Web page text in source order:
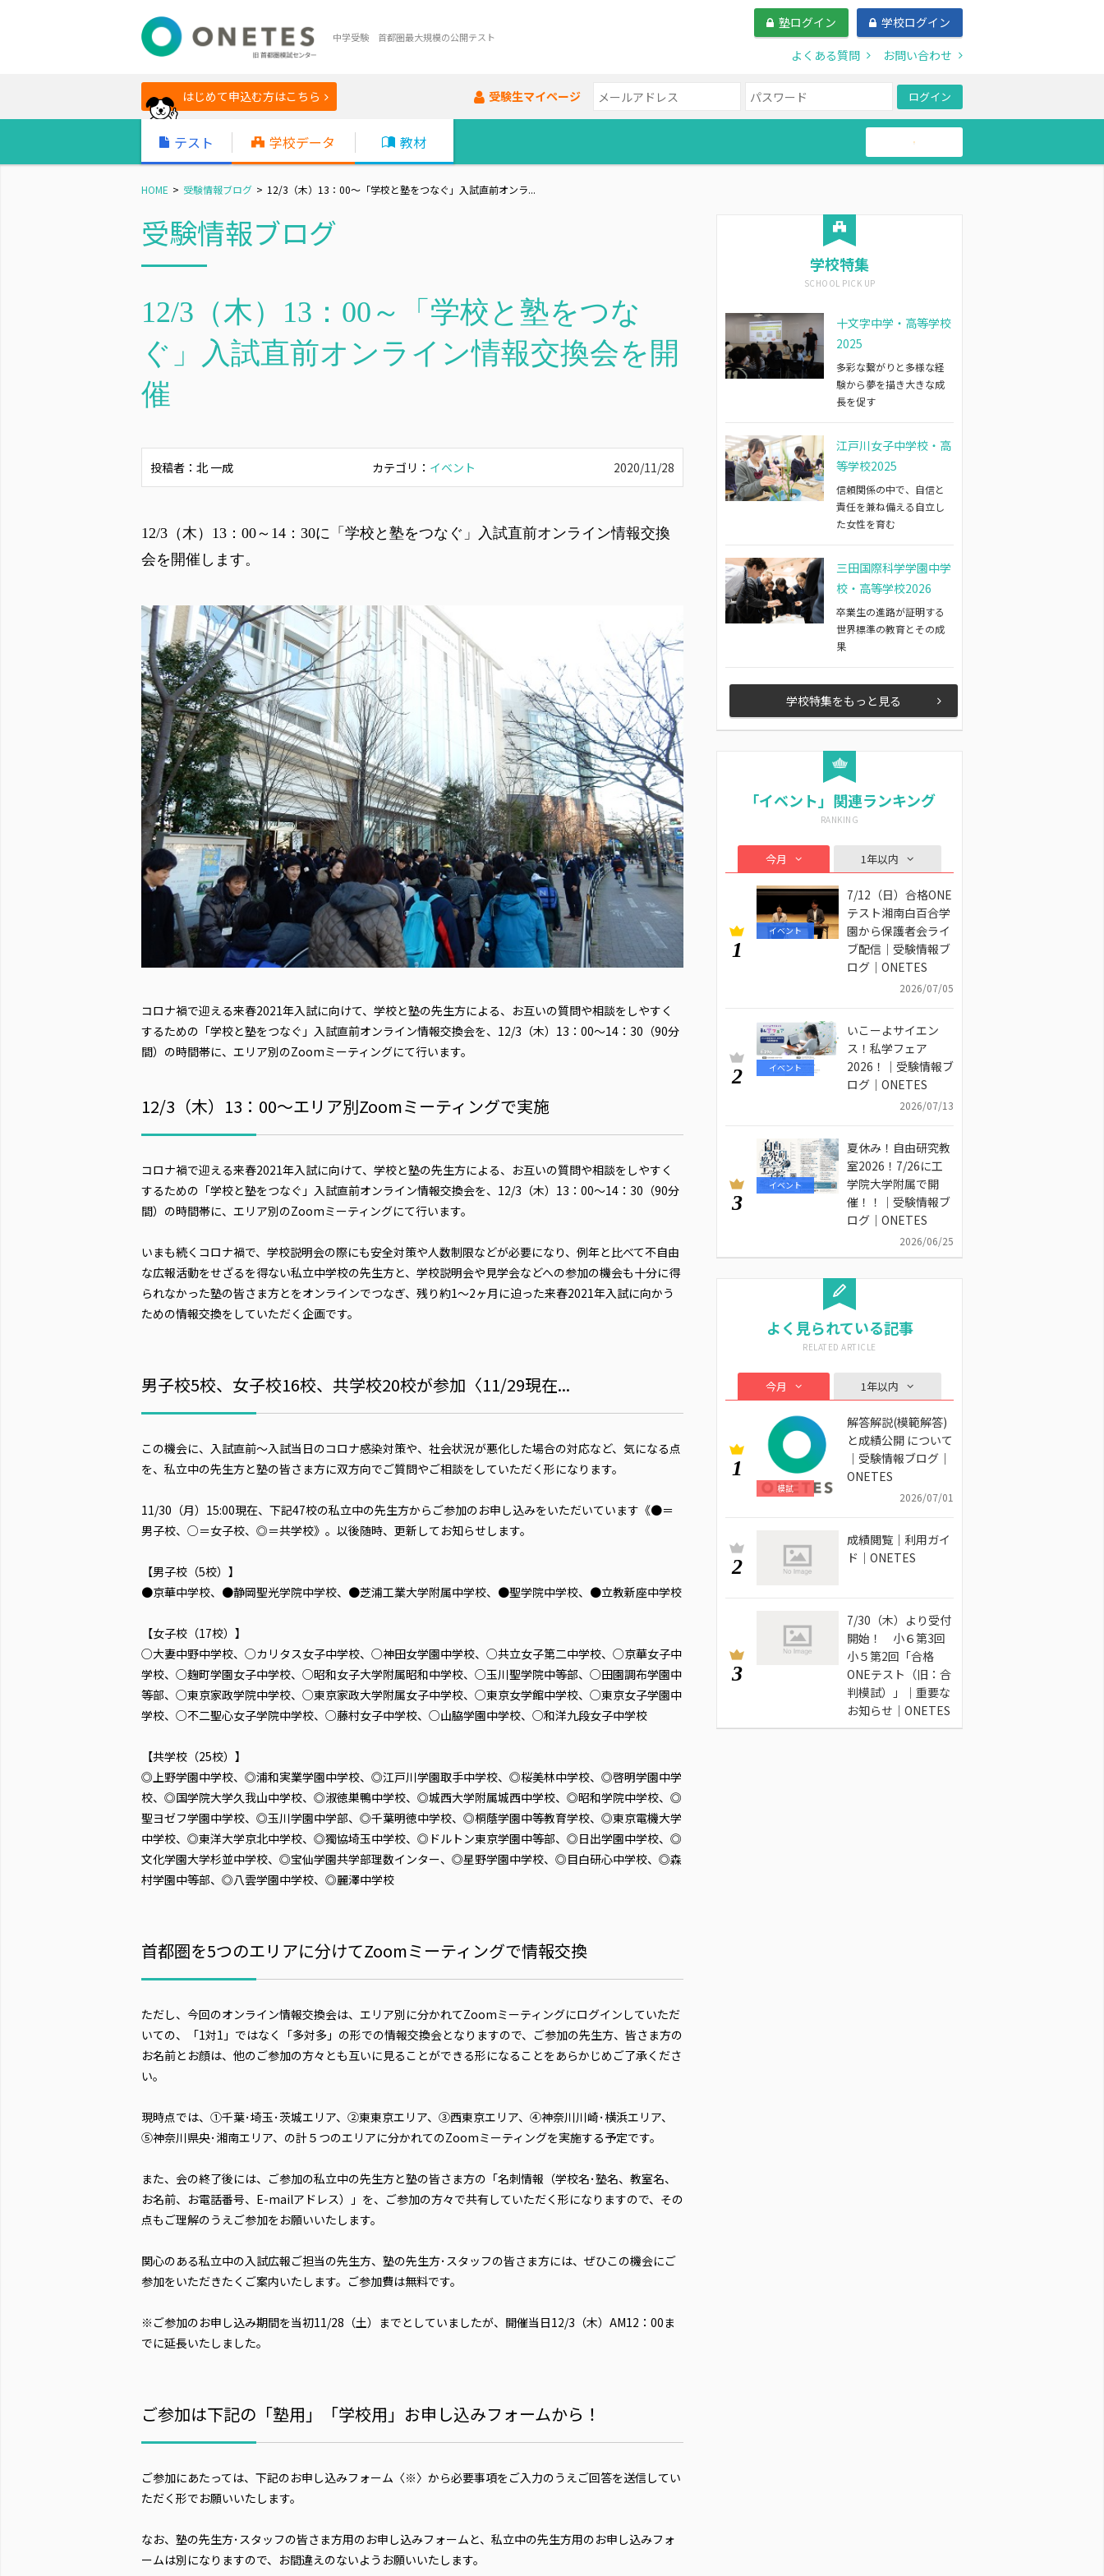
中学受験 首都圏最大規模の公開テスト
塾ログイン
学校ログイン
よくある質問
お問い合わせ
はじめて申込む方はこちら 受験生マイページ ログイン
テスト 学校データ 教材 帰国生
HOME 受験情報ブログ 12/3（木）13：00～「学校と塾をつなぐ」入試直前オンラ...
受験情報ブログ
12/3（木）13：00～「学校と塾をつな
ぐ」入試直前オンライン情報交換会を開
催
投稿者：北 一成 カテゴリ： イベント 2020/11/28
12/3（木）13：00～14：30に「学校と塾をつなぐ」入試直前オンライン情報交換
会を開催します。
コロナ禍で迎える来春2021年入試に向けて、学校と塾の先生方による、お互いの質問や相談をしやすく
するための「学校と塾をつなぐ」入試直前オンライン情報交換会を、12/3（木）13：00～14：30（90分
間）の時間帯に、エリア別のZoomミーティングにて行います。
12/3（木）13：00～エリア別Zoomミーティングで実施
コロナ禍で迎える来春2021年入試に向けて、学校と塾の先生方による、お互いの質問や相談をしやすく
するための「学校と塾をつなぐ」入試直前オンライン情報交換会を、12/3（木）13：00～14：30（90分
間）の時間帯に、エリア別のZoomミーティングにて行います。
いまも続くコロナ禍で、学校説明会の際にも安全対策や人数制限などが必要になり、例年と比べて不自由
な広報活動をせざるを得ない私立中学校の先生方と、学校説明会や見学会などへの参加の機会も十分に得
られなかった塾の皆さま方とをオンラインでつなぎ、残り約1～2ヶ月に迫った来春2021年入試に向かう
ための情報交換をしていただく企画です。
男子校5校、女子校16校、共学校20校が参加〈11/29現在...
この機会に、入試直前～入試当日のコロナ感染対策や、社会状況が悪化した場合の対応など、気になる点
を、私立中の先生方と塾の皆さま方に双方向でご質問やご相談をしていただく形になります。
11/30（月）15:00現在、下記47校の私立中の先生方からご参加のお申し込みをいただいています《●＝
男子校、○＝女子校、◎＝共学校》。以後随時、更新してお知らせします。
【男子校（5校）】
●京華中学校、●静岡聖光学院中学校、●芝浦工業大学附属中学校、●聖学院中学校、●立教新座中学校
【女子校（17校）】
○大妻中野中学校、○カリタス女子中学校、○神田女学園中学校、○共立女子第二中学校、○京華女子中
学校、○麹町学園女子中学校、○昭和女子大学附属昭和中学校、○玉川聖学院中等部、○田園調布学園中
等部、○東京家政学院中学校、○東京家政大学附属女子中学校、○東京女学館中学校、○東京女子学園中
学校、○不二聖心女子学院中学校、○藤村女子中学校、○山脇学園中学校、○和洋九段女子中学校
【共学校（25校）】
◎上野学園中学校、◎浦和実業学園中学校、◎江戸川学園取手中学校、◎桜美林中学校、◎啓明学園中学
校、◎国学院大学久我山中学校、◎淑徳巣鴨中学校、◎城西大学附属城西中学校、◎昭和学院中学校、◎
聖ヨゼフ学園中学校、◎玉川学園中学部、◎千葉明徳中学校、◎桐蔭学園中等教育学校、◎東京電機大学
中学校、◎東洋大学京北中学校、◎獨協埼玉中学校、◎ドルトン東京学園中等部、◎日出学園中学校、◎
文化学園大学杉並中学校、◎宝仙学園共学部理数インター、◎星野学園中学校、◎目白研心中学校、◎森
村学園中等部、◎八雲学園中学校、◎麗澤中学校
首都圏を5つのエリアに分けてZoomミーティングで情報交換
ただし、今回のオンライン情報交換会は、エリア別に分かれてZoomミーティングにログインしていただ
いての、「1対1」ではなく「多対多」の形での情報交換会となりますので、ご参加の先生方、皆さま方の
お名前とお顔は、他のご参加の方々とも互いに見ることができる形になることをあらかじめご了承くださ
い。
現時点では、①千葉･埼玉･茨城エリア、②東東京エリア、③西東京エリア、④神奈川川崎･横浜エリア、
⑤神奈川県央･湘南エリア、の計５つのエリアに分かれてのZoomミーティングを実施する予定です。
また、会の終了後には、ご参加の私立中の先生方と塾の皆さま方の「名刺情報（学校名･塾名、教室名、
お名前、お電話番号、E-mailアドレス）」を、ご参加の方々で共有していただく形になりますので、その
点もご理解のうえご参加をお願いいたします。
関心のある私立中の入試広報ご担当の先生方、塾の先生方･スタッフの皆さま方には、ぜひこの機会にご
参加をいただきたくご案内いたします。ご参加費は無料です。
※ご参加のお申し込み期間を当初11/28（土）までとしていましたが、開催当日12/3（木）AM12：00ま
でに延長いたしました。
ご参加は下記の「塾用」「学校用」お申し込みフォームから！
ご参加にあたっては、下記のお申し込みフォーム〈※〉から必要事項をご入力のうえご回答を送信してい
ただく形でお願いいたします。
なお、塾の先生方･スタッフの皆さま方用のお申し込みフォームと、私立中の先生方用のお申し込みフォ
ームは別になりますので、お間違えのないようお願いいたします。
学校特集
十文字中学・高等学校
2025
多彩な繋がりと多様な経
験から夢を描き大きな成
長を促す
江戸川女子中学校・高
等学校2025
信頼関係の中で、自信と
責任を兼ね備える自立し
た女性を育む
三田国際科学学園中学
校・高等学校2026
卒業生の進路が証明する
世界標準の教育とその成
果
学校特集をもっと見る
「イベント」関連ランキング
今月 1年以内
1
イベント
7/12（日）合格ONE
テスト湘南白百合学
園から保護者会ライ
ブ配信｜受験情報ブ
ログ｜ONETES
2026/07/05
2 イベント
いこーよサイエン
ス！私学フェア
2026！｜受験情報ブ
ログ｜ONETES
2026/07/13
3
イベント
夏休み！自由研究教
室2026！7/26に工
学院大学附属で開
催！！｜受験情報ブ
ログ｜ONETES
2026/06/25
よく見られている記事
今月 1年以内
1
模試
解答解説(模範解答)
と成績公開 について
｜受験情報ブログ｜
ONETES
2026/07/01
2
成績閲覧｜利用ガイ
ド｜ONETES
3
7/30（木）より受付
開始！ 小６第3回
小５第2回「合格
ONEテスト（旧：合
判模試）」｜重要な
お知らせ｜ONETES